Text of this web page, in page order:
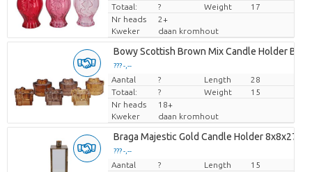
Totaal:
? Weight
17
Nr heads
2+
Kweker
daan kromhout
Bowy Scottish Brown Mix Candle Holder Bow
??? -,--
Prijs per stuk
Aantal ? Length
28
Totaal:
? Weight
15
Nr heads
18+
Kweker
daan kromhout
Braga Majestic Gold Candle Holder 8x8x27cm
??? -,--
Prijs per stuk
Aantal ? Length
15